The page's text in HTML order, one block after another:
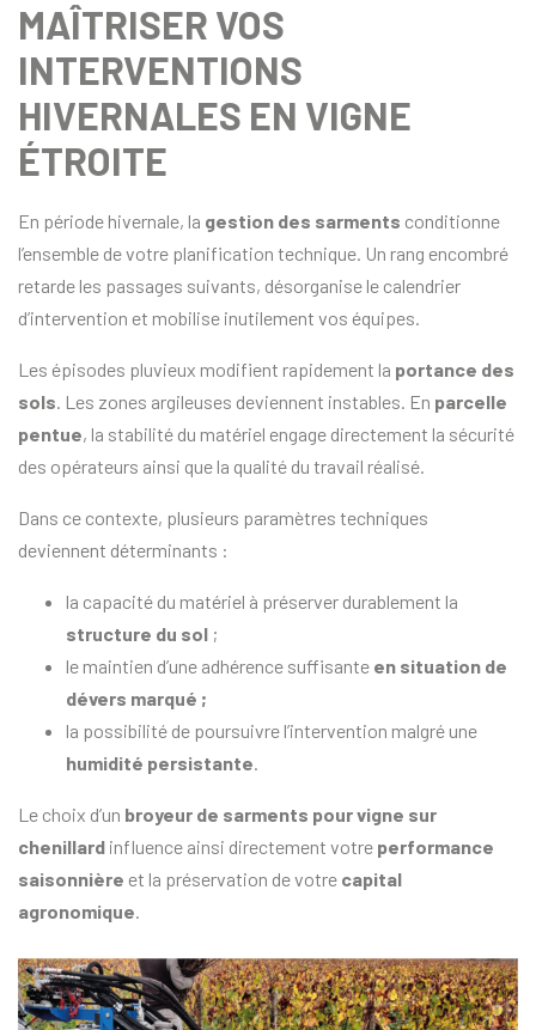
MAÎTRISER VOS
INTERVENTIONS
HIVERNALES EN VIGNE
ÉTROITE
En période hivernale, la gestion des sarments conditionne
l’ensemble de votre planification technique. Un rang encombré
retarde les passages suivants, désorganise le calendrier
d’intervention et mobilise inutilement vos équipes.
Les épisodes pluvieux modifient rapidement la portance des
sols. Les zones argileuses deviennent instables. En parcelle
pentue, la stabilité du matériel engage directement la sécurité
des opérateurs ainsi que la qualité du travail réalisé.
Dans ce contexte, plusieurs paramètres techniques
deviennent déterminants :
la capacité du matériel à préserver durablement la
structure du sol ;
le maintien d’une adhérence suffisante en situation de
dévers marqué ;
la possibilité de poursuivre l’intervention malgré une
humidité persistante.
Le choix d’un broyeur de sarments pour vigne sur
chenillard influence ainsi directement votre performance
saisonnière et la préservation de votre capital
agronomique.